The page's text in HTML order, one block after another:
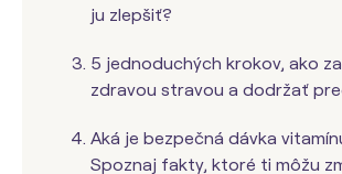
ju zlepšiť?
5 jednoduchých krokov, ako
zdravou stravou a dodržať
Aká je bezpečná dávka
Spoznaj fakty, ktoré ti môžu